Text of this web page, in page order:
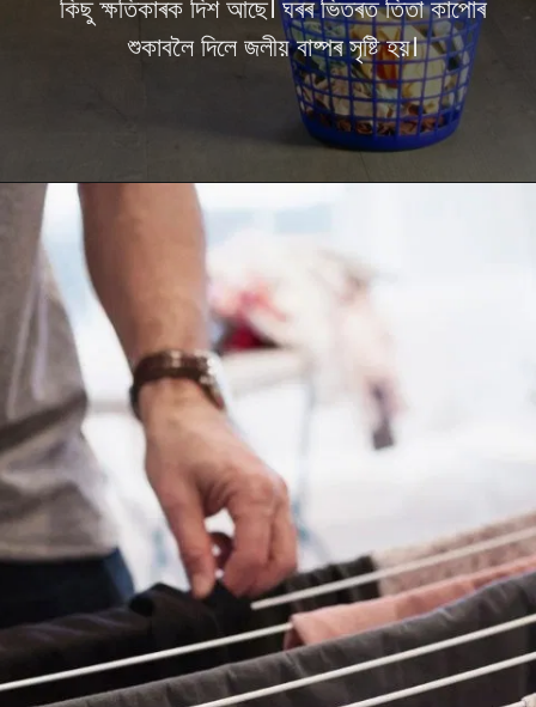
কিছু ক্ষতিকাৰক দিশ আছে। ঘৰৰ ভিতৰত তিতা কাপোৰ
শুকাবলৈ দিলে জলীয় বাষ্পৰ সৃষ্টি হয়।